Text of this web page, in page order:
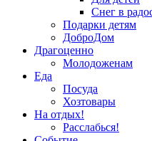
Снег в
Подарки детям
ДоброДом
Драгоценно
Молодоженам
Еда
Посуда
Хозтовары
На отдых!
Расслабься!